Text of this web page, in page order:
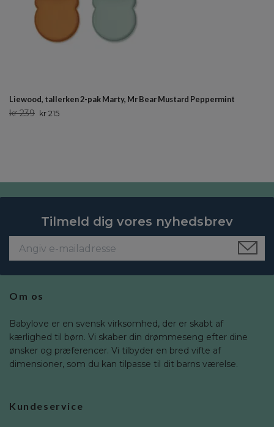
Liewood, tallerken 2-pak Marty, Mr Bear Mustard Peppermint
kr 239 kr 215
Tilmeld dig vores nyhedsbrev
Om os
Babylove er en svensk virksomhed, der er skabt af
kærlighed til børn. Vi skaber din drømmeseng efter dine
ønsker og præferencer. Vi tilbyder en bred vifte af
dimensioner, som du kan tilpasse til dit barns værelse.
Kundeservice